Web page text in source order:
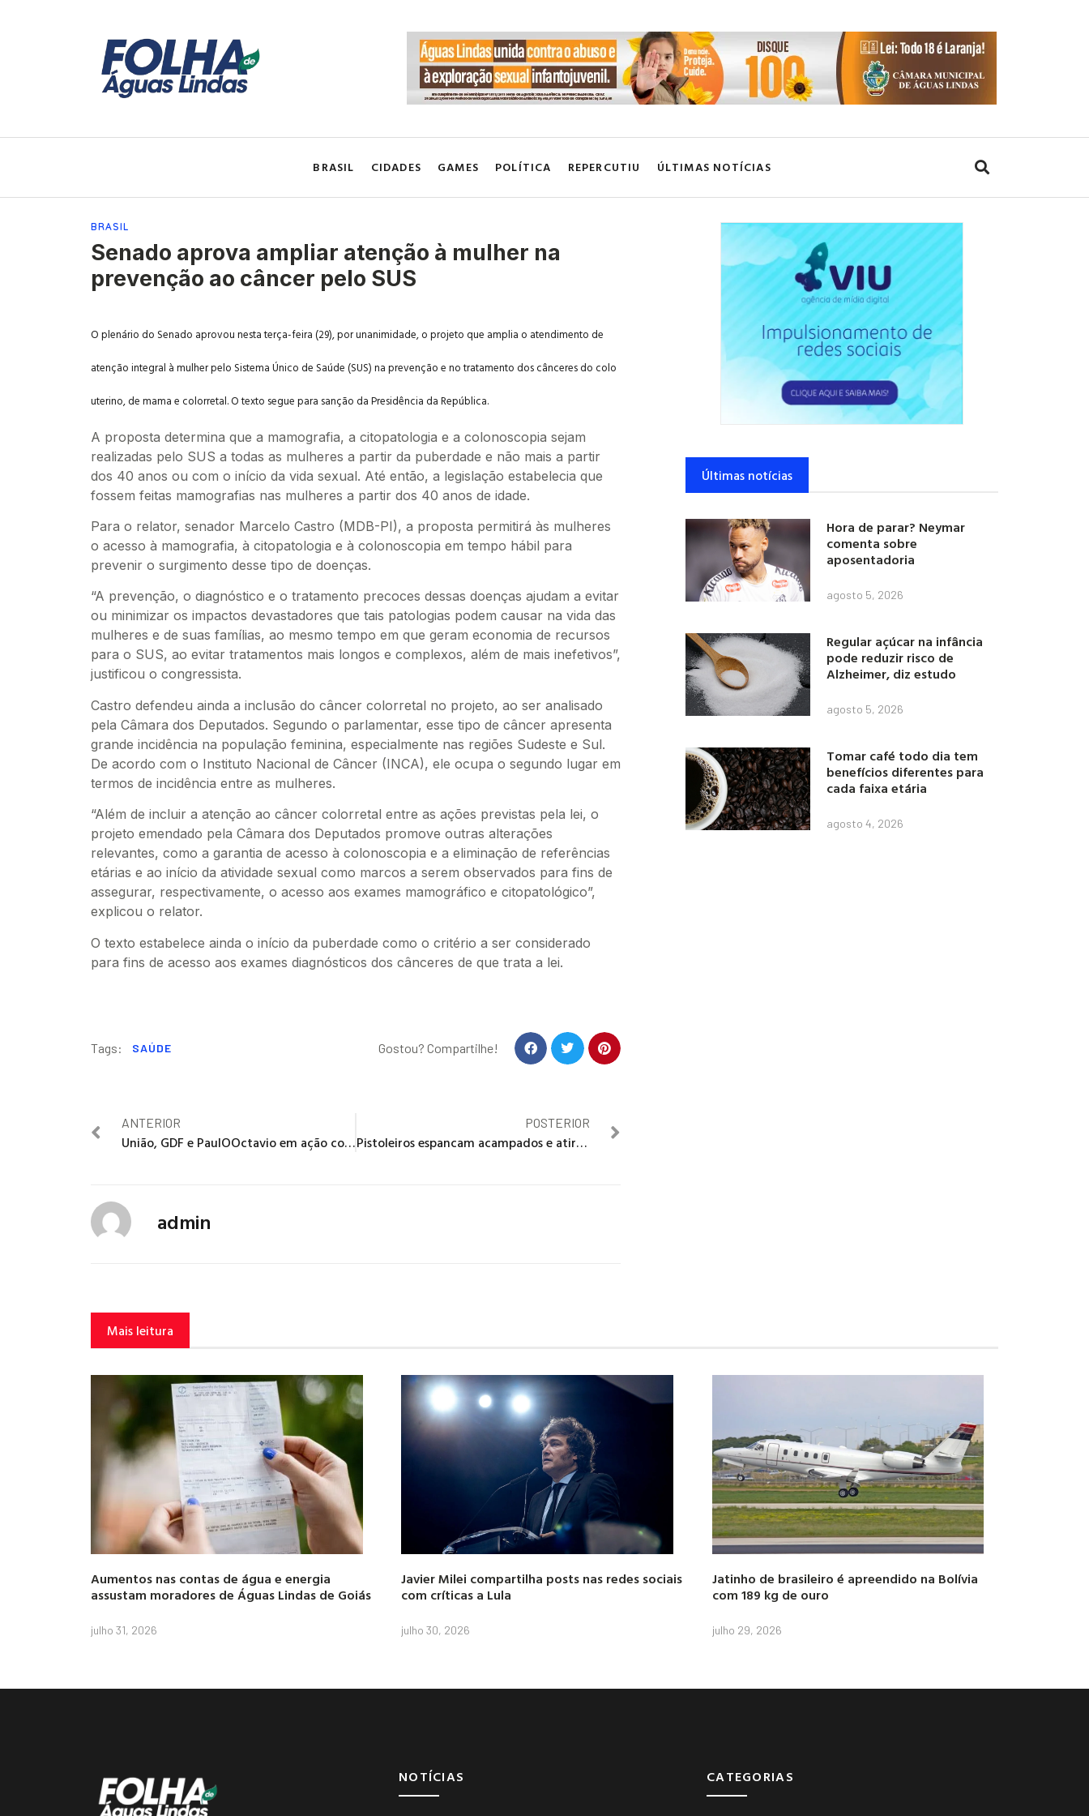
BRASIL CIDADES GAMES POLÍTICA REPERCUTIU ÚLTIMAS NOTÍCIAS
BRASIL
Senado aprova ampliar atenção à mulher na
prevenção ao câncer pelo SUS
O plenário do Senado aprovou nesta terça-feira (29), por unanimidade, o projeto que amplia o atendimento de
atenção integral à mulher pelo Sistema Único de Saúde (SUS) na prevenção e no tratamento dos cânceres do colo
uterino, de mama e colorretal. O texto segue para sanção da Presidência da República.
A proposta determina que a mamografia, a citopatologia e a colonoscopia sejam
realizadas pelo SUS a todas as mulheres a partir da puberdade e não mais a partir
dos 40 anos ou com o início da vida sexual. Até então, a legislação estabelecia que
fossem feitas mamografias nas mulheres a partir dos 40 anos de idade.
Para o relator, senador Marcelo Castro (MDB-PI), a proposta permitirá às mulheres
o acesso à mamografia, à citopatologia e à colonoscopia em tempo hábil para
prevenir o surgimento desse tipo de doenças.
“A prevenção, o diagnóstico e o tratamento precoces dessas doenças ajudam a evitar
ou minimizar os impactos devastadores que tais patologias podem causar na vida das
mulheres e de suas famílias, ao mesmo tempo em que geram economia de recursos
para o SUS, ao evitar tratamentos mais longos e complexos, além de mais inefetivos”,
justificou o congressista.
Castro defendeu ainda a inclusão do câncer colorretal no projeto, ao ser analisado
pela Câmara dos Deputados. Segundo o parlamentar, esse tipo de câncer apresenta
grande incidência na população feminina, especialmente nas regiões Sudeste e Sul.
De acordo com o Instituto Nacional de Câncer (INCA), ele ocupa o segundo lugar em
termos de incidência entre as mulheres.
“Além de incluir a atenção ao câncer colorretal entre as ações previstas pela lei, o
projeto emendado pela Câmara dos Deputados promove outras alterações
relevantes, como a garantia de acesso à colonoscopia e a eliminação de referências
etárias e ao início da atividade sexual como marcos a serem observados para fins de
assegurar, respectivamente, o acesso aos exames mamográfico e citopatológico”,
explicou o relator.
O texto estabelece ainda o início da puberdade como o critério a ser considerado
para fins de acesso aos exames diagnósticos dos cânceres de que trata a lei.
Tags: SAÚDE Gostou? Compartilhe!
ANTERIOR
União, GDF e PaulOOctavio em ação contra a violência contra a mulher
POSTERIOR
Pistoleiros espancam acampados e atiram contra sem terra na Bahia
admin
Últimas notícias
Hora de parar? Neymar
comenta sobre
aposentadoria
agosto 5, 2026
Regular açúcar na infância
pode reduzir risco de
Alzheimer, diz estudo
agosto 5, 2026
Tomar café todo dia tem
benefícios diferentes para
cada faixa etária
agosto 4, 2026
Mais leitura
Aumentos nas contas de água e energia
assustam moradores de Águas Lindas de Goiás
julho 31, 2026
Javier Milei compartilha posts nas redes sociais
com críticas a Lula
julho 30, 2026
Jatinho de brasileiro é apreendido na Bolívia
com 189 kg de ouro
julho 29, 2026
NOTÍCIAS CATEGORIAS